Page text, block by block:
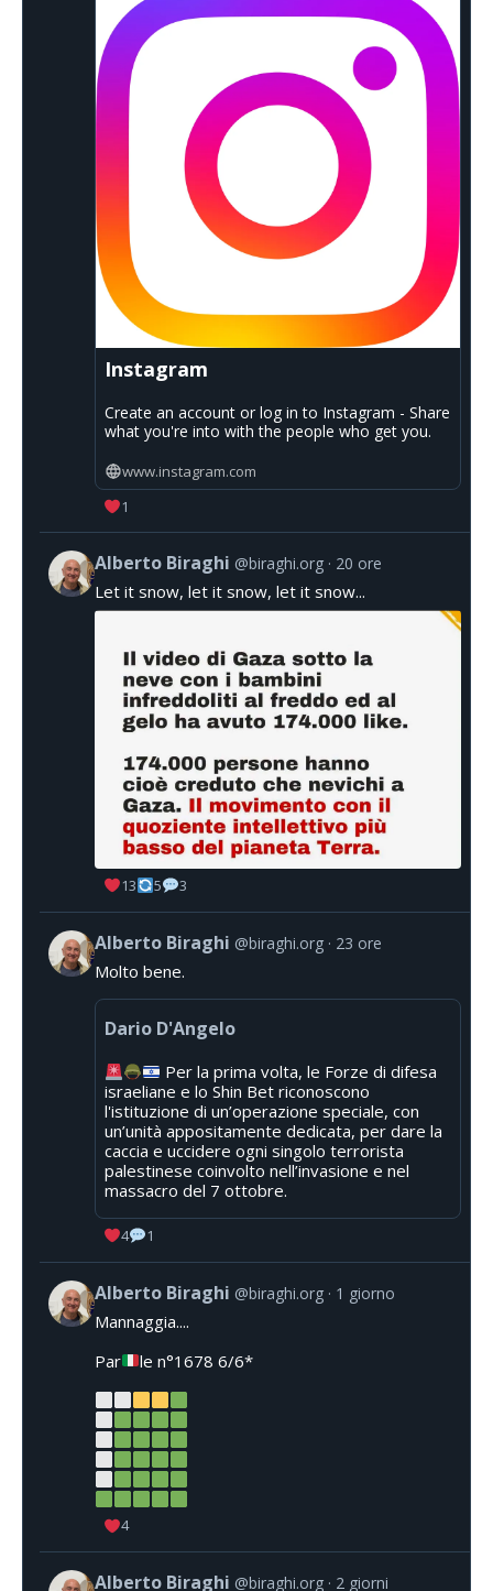
Instagram
Create an account or log in to Instagram - Share
what you're into with the people who get you.
www.instagram.com
1
Alberto Biraghi @biraghi.org 20 ore
Let it snow, let it snow, let it snow...
13 5 3
Alberto Biraghi @biraghi.org 23 ore
Molto bene.
Dario D'Angelo
Per la prima volta, le Forze di difesa
israeliane e lo Shin Bet riconoscono
l'istituzione di un’operazione speciale, con
un’unità appositamente dedicata, per dare la
caccia e uccidere ogni singolo terrorista
palestinese coinvolto nell’invasione e nel
massacro del 7 ottobre.
4 1
Alberto Biraghi @biraghi.org 1 giorno
Mannaggia....
Par
le n°1678 6/6*
4
Alberto Biraghi @biraghi.org 2 giorni